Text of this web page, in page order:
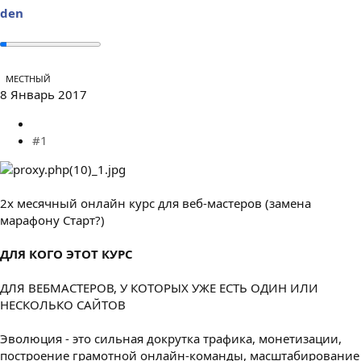
ы
den
МЕСТНЫЙ
8 Январь 2017
#1
2х месячный онлайн курс для веб-мастеров (замена
марафону Старт?)
ДЛЯ КОГО ЭТОТ КУРС
ДЛЯ ВЕБМАСТЕРОВ, У КОТОРЫХ УЖЕ ЕСТЬ ОДИН ИЛИ
НЕСКОЛЬКО САЙТОВ
Эволюция - это сильная докрутка трафика, монетизации,
построение грамотной онлайн-команды, масштабирование